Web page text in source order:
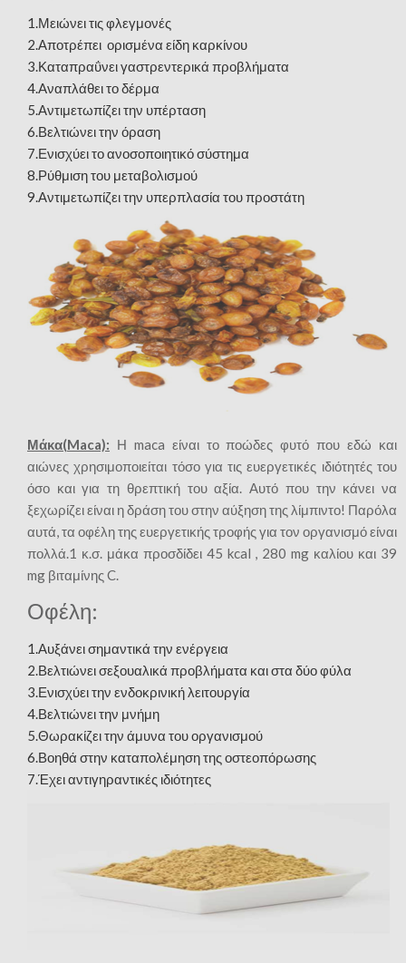
1.Μειώνει τις φλεγμονές
2.Αποτρέπει ορισμένα είδη καρκίνου
3.Καταπραΰνει γαστρεντερικά προβλήματα
4.Aναπλάθει το δέρμα
5.Αντιμετωπίζει την υπέρταση
6.Βελτιώνει την όραση
7.Ενισχύει το ανοσοποιητικό σύστημα
8.Ρύθμιση του μεταβολισμού
9.Αντιμετωπίζει την υπερπλασία του προστάτη
Μάκα(Maca): Η maca είναι το ποώδες φυτό που εδώ και
αιώνες χρησιμοποιείται τόσο για τις ευεργετικές ιδιότητές του
όσο και για τη θρεπτική του αξία. Αυτό που την κάνει να
ξεχωρίζει είναι η δράση του στην αύξηση της λίμπιντο! Παρόλα
αυτά, τα οφέλη της ευεργετικής τροφής για τον οργανισμό είναι
πολλά.1 κ.σ. μάκα προσδίδει 45 kcal , 280 mg καλίου και 39
mg βιταμίνης C.
Οφέλη:
1.Αυξάνει σημαντικά την ενέργεια
2.Βελτιώνει σεξουαλικά προβλήματα και στα δύο φύλα
3.Ενισχύει την ενδοκρινική λειτουργία
4.Βελτιώνει την μνήμη
5.Θωρακίζει την άμυνα του οργανισμού
6.Βοηθά στην καταπολέμηση της οστεοπόρωσης
7.Έχει αντιγηραντικές ιδιότητες